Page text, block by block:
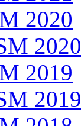
2020
2020
2019
2019